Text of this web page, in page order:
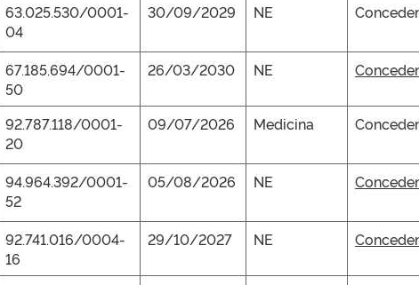
63.025.530/0001-
04
30/09/2029 NE
67.185.694/0001-
50
26/03/2030 NE
92.787.118/0001-
20
09/07/2026 Medicina
94.964.392/0001-
52
05/08/2026 NE
92.741.016/0004-
16
29/10/2027 NE